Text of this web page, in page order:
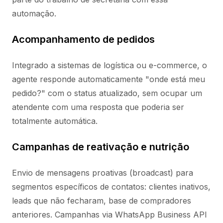
automação.
Acompanhamento de pedidos
Integrado a sistemas de logística ou e-commerce, o
agente responde automaticamente "onde está meu
pedido?" com o status atualizado, sem ocupar um
atendente com uma resposta que poderia ser
totalmente automática.
Campanhas de reativação e nutrição
Envio de mensagens proativas (broadcast) para
segmentos específicos de contatos: clientes inativos,
leads que não fecharam, base de compradores
anteriores. Campanhas via WhatsApp Business API